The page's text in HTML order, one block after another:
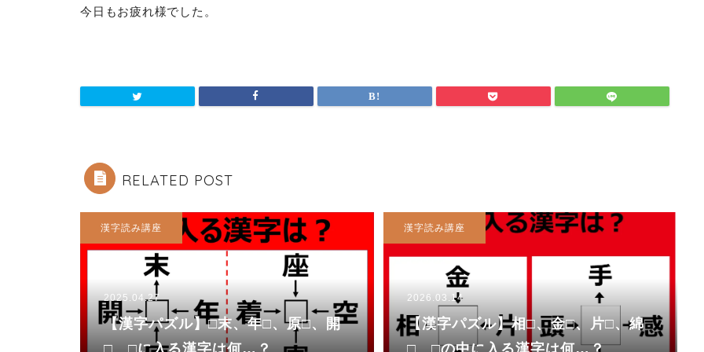
今日もお疲れ様でした。
RELATED POST
漢字読み講座
2025.04.27
【漢字パズル】□末、年□、原□、開
□ □に入る漢字は何…？
漢字読み講座
2026.03.14
【漢字パズル】相□、金□、片□、綿
□ □の中に入る漢字は何…？